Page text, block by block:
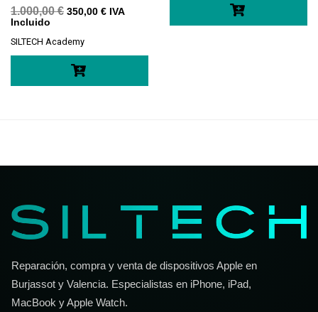
1.000,00€ El
era:
350,00 €ElIVA
Incluido
SILTECH Academy
Reparación, compra y venta de dispositivos Apple en
Burjassot y Valencia. Especialistas en iPhone, iPad,
MacBook y Apple Watch.